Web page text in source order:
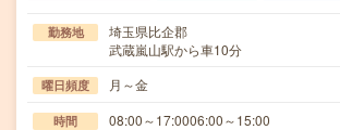
勤務地
埼玉県比企郡
武蔵嵐山駅から車10分
曜日頻度 月～金
時間 08:00～17:0006:00～15:00